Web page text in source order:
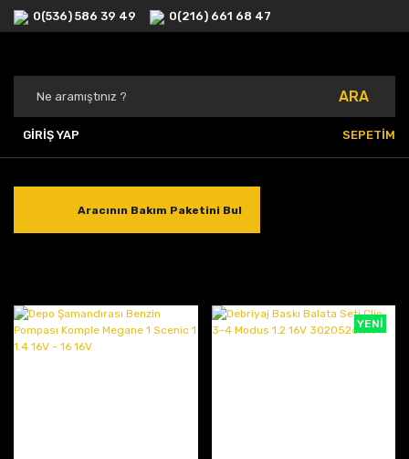
0(536) 586 39 49 0(216) 661 68 47
ARA
GİRİŞ YAP SEPETİM
Aracının Bakım Paketini Bul
YENİ